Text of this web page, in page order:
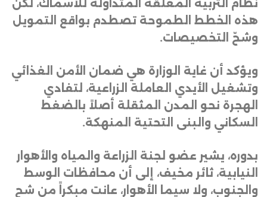
نظام التربية المغلقة المتداولة للأسماك، لكن
هذه الخطط الطموحة تصطدم بواقع التمويل
وشحّ التخصيصات.
ويؤكد أن غاية الوزارة هي ضمان الأمن الغذائي
وتشغيل الأيدي العاملة الزراعية، لتفادي
الهجرة نحو المدن المثقلة أصلاً بالضغط
السكاني والبنى التحتية المنهكة.
بدوره، يشير عضو لجنة الزراعة والمياه والأهوار
النيابية، ثائر مخيف، إلى أن محافظات الوسط
والجنوب، ولا سيما الأهوار، عانت مبكراً من شح